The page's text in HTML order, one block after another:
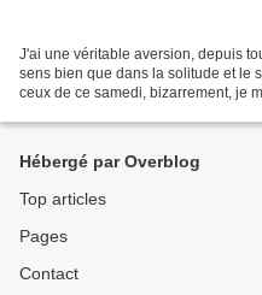
J'ai une véritable aversion, depuis
sens bien que dans la solitude et le
ceux de ce samedi, bizarrement, je
Hébergé par Overblog
Top articles
Pages
Contact